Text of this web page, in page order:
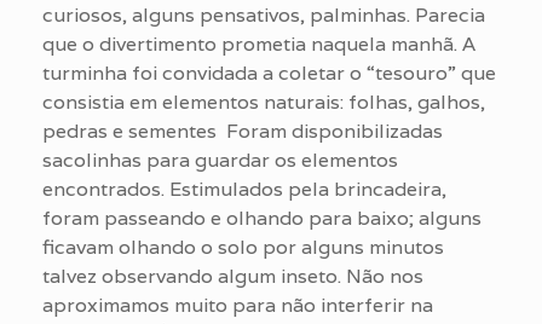
curiosos, alguns pensativos, palminhas. Parecia
que o divertimento prometia naquela manhã. A
turminha foi convidada a coletar o “tesouro” que
consistia em elementos naturais: folhas, galhos,
pedras e sementes Foram disponibilizadas
sacolinhas para guardar os elementos
encontrados. Estimulados pela brincadeira,
foram passeando e olhando para baixo; alguns
ficavam olhando o solo por alguns minutos
talvez observando algum inseto. Não nos
aproximamos muito para não interferir na